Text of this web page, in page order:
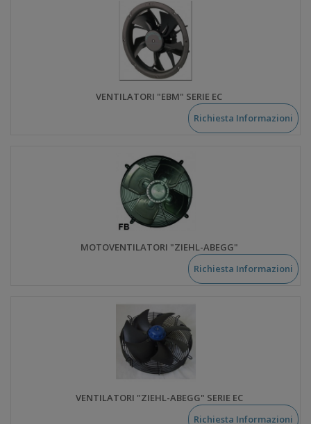
VENTILATORI "EBM" SERIE EC
Richiesta Informazioni
MOTOVENTILATORI "ZIEHL-ABEGG"
Richiesta Informazioni
VENTILATORI "ZIEHL-ABEGG" SERIE EC
Richiesta Informazioni